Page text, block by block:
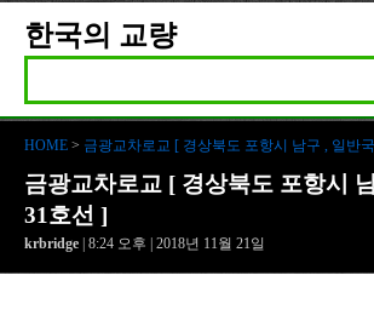
한국의 교량
HOME > 금광교차로교 [ 경상북도 포항시 남구 , 일반
금광교차로교 [ 경상북도 포항시
31호선 ]
krbridge | 8:24 오후 | 2018년 11월 21일